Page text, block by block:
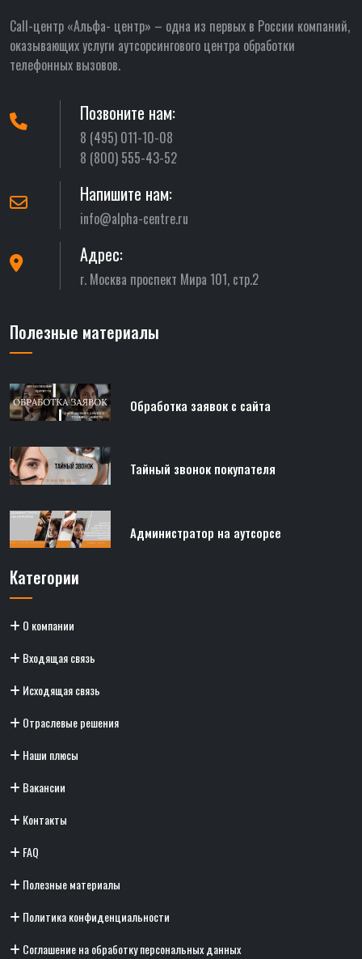
Call-центр «Альфа- центр» – одна из первых в России компаний,
оказывающих услуги аутсорсингового центра обработки
телефонных вызовов.
Позвоните нам:
8 (495) 011-10-08
8 (800) 555-43-52
Напишите нам:
info@alpha-centre.ru
Адрес:
г. Москва проспект Мира 101, стр.2
Полезные материалы
Обработка заявок с сайта
Тайный звонок покупателя
Администратор на аутсорсе
Категории
О компании
Входящая связь
Исходящая связь
Отраслевые решения
Наши плюсы
Вакансии
Контакты
FAQ
Полезные материалы
Политика конфиденциальности
Соглашение на обработку персональных данных